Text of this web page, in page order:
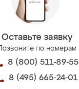
Оставьте заявку
Позвоните по номерам
8 (800) 511-89-55
8 (495) 665-24-01